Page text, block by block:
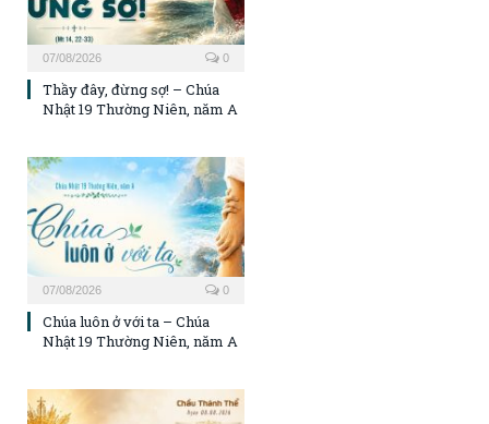
07/08/2026 0
Thầy đây, đừng sợ! – Chúa
Nhật 19 Thường Niên, năm A
07/08/2026 0
Chúa luôn ở với ta – Chúa
Nhật 19 Thường Niên, năm A